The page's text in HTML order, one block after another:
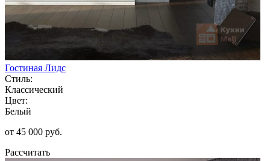
Гостиная Лидс
Стиль:
Классический
Цвет:
Белый
от 45 000 руб.
Рассчитать